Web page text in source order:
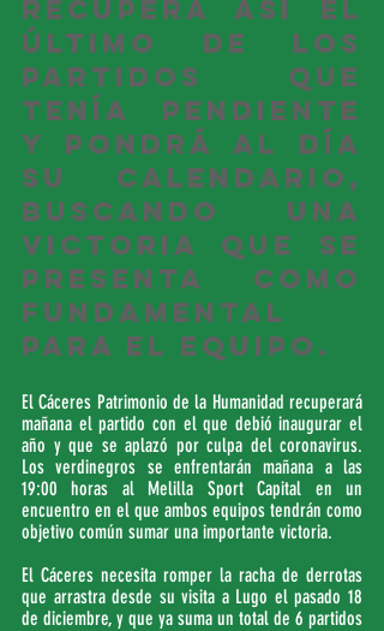
recupera así el
último de los
partidos que
tenía pendiente
y pondrá al día
su calendario,
buscando una
victoria que se
presenta como
fundamental
para el equipo.
El Cáceres Patrimonio de la Humanidad recuperará
mañana el partido con el que debió inaugurar el
año y que se aplazó por culpa del coronavirus.
Los verdinegros se enfrentarán mañana a las
19:00 horas al Melilla Sport Capital en un
encuentro en el que ambos equipos tendrán como
objetivo común sumar una importante victoria.
El Cáceres necesita romper la racha de derrotas
que arrastra desde su visita a Lugo el pasado 18
de diciembre, y que ya suma un total de 6 partidos